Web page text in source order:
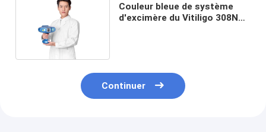
Couleur bleue de système
d'excimère du Vitiligo 308NM
Continuer